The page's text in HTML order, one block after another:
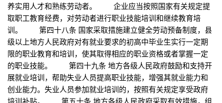
养实用人才和熟练劳动者。 企业应当按照国家有关规定提
取职工教育经费，对劳动者进行职业技能培训和继续教育培
训。 第四十八条 国家采取措施建立健全劳动预备制度，县
级以上地方人民政府对有就业要求的初高中毕业生实行一定期
限的职业教育和培训，使其取得相应的职业资格或者掌握一定
的职业技能。 第四十九条 地方各级人民政府鼓励和支持开
展就业培训，帮助失业人员提高职业技能，增强其就业能力和
创业能力。失业人员参加就业培训的，按照有关规定享受政府
培训补贴。 第五十条 地方各级人民政府采取有效措施，组